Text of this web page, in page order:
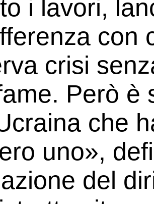
i lavori,
crisi
Però è
che
uno»,
del